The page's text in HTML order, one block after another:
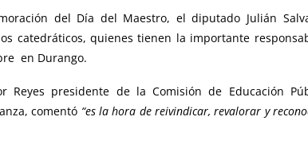
del Día del Maestro, el diputado Julián
catedráticos, quienes tienen la importante
en Durango.
Reyes presidente de la Comisión de Educación
comentó “es la hora de reivindicar, revalorar y